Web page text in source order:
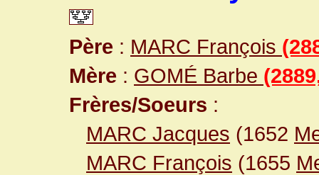
Père : MARC François
Mère : GOMÉ Barbe
Frères/Soeurs :
MARC Jacques (1652
MARC François (1655